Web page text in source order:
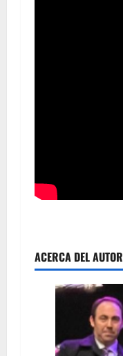
ACERCA DEL AUTOR